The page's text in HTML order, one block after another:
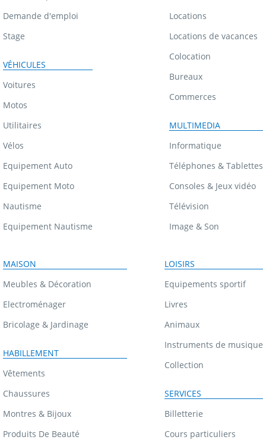
Demande d'emploi
Stage
VÉHICULES
Voitures
Motos
Utilitaires
Vélos
Equipement Auto
Equipement Moto
Nautisme
Equipement Nautisme
Locations
Locations de vacances
Colocation
Bureaux
Commerces
MULTIMEDIA
Informatique
Téléphones & Tablettes
Consoles & Jeux vidéo
Télévision
Image & Son
MAISON
Meubles & Décoration
Electroménager
Bricolage & Jardinage
HABILLEMENT
Vêtements
Chaussures
Montres & Bijoux
Produits De Beauté
LOISIRS
Equipements sportif
Livres
Animaux
Instruments de musique
Collection
SERVICES
Billetterie
Cours particuliers